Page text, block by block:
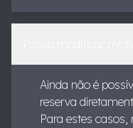
Ainda não é
reserva
Para estes casos,